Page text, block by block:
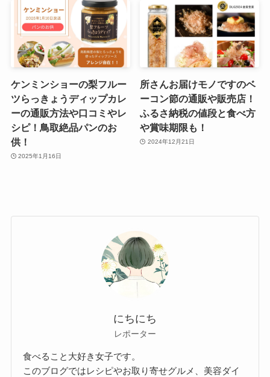
ケンミンショーの梨フルー
ツらっきょうディップカレ
ーの通販方法や口コミやレ
シピ！鳥取絶品パンのお
供！
2025年1月16日
所さんお届けモノですのベ
ーコン節の通販や販売店！
ふるさ納税の値段と食べ方
や賞味期限も！
2024年12月21日
にちにち
レポーター
食べること大好き女子です。
このブログではレシピやお取り寄せグルメ、美容ダイ